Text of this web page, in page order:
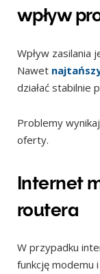
wpływ
Wpływ zasilania
Nawet
działać stabilnie
Problemy
oferty.
Internet
routera
W przypadku
funkcję modemu